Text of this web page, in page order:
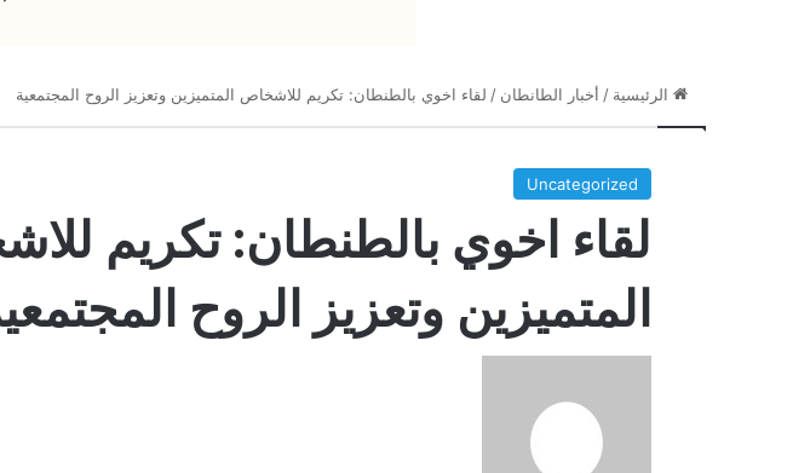
الرئيسية / أخبار الطانطان / لقاء اخوي بالطنطان: تكريم للاشخاص المتميزين وتعزيز الروح المجتمعية
Uncategorized
لقاء اخوي بالطنطان: تكريم
المتميزين وتعزيز الروح